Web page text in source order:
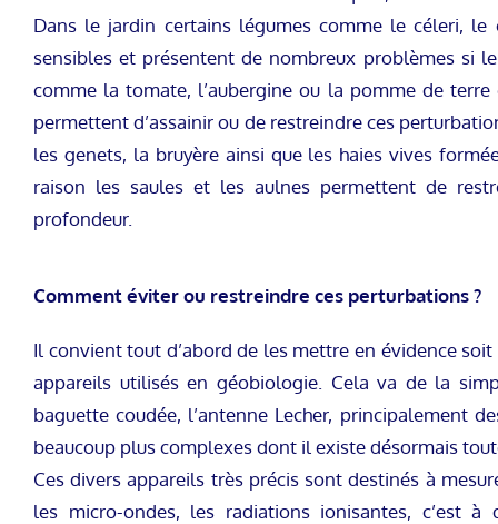
Dans le jardin certains légumes comme le céleri,
sensibles et présentent de nombreux problèmes si
comme la tomate, l’aubergine ou la pomme de
permettent d’assainir ou de restreindre ces
les genets, la bruyère ainsi que les haies vives
raison les saules et les aulnes permettent de
profondeur.
Comment éviter ou restreindre ces perturbations ?
Il convient tout d’abord de les mettre en évidence
appareils utilisés en géobiologie. Cela va de la
baguette coudée, l’antenne Lecher, principalement
beaucoup plus complexes dont il existe désormais
Ces divers appareils très précis sont destinés à
les micro-ondes, les radiations ionisantes, c’est